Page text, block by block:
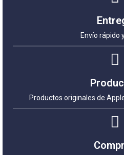
Envío rápido
Productos originales de